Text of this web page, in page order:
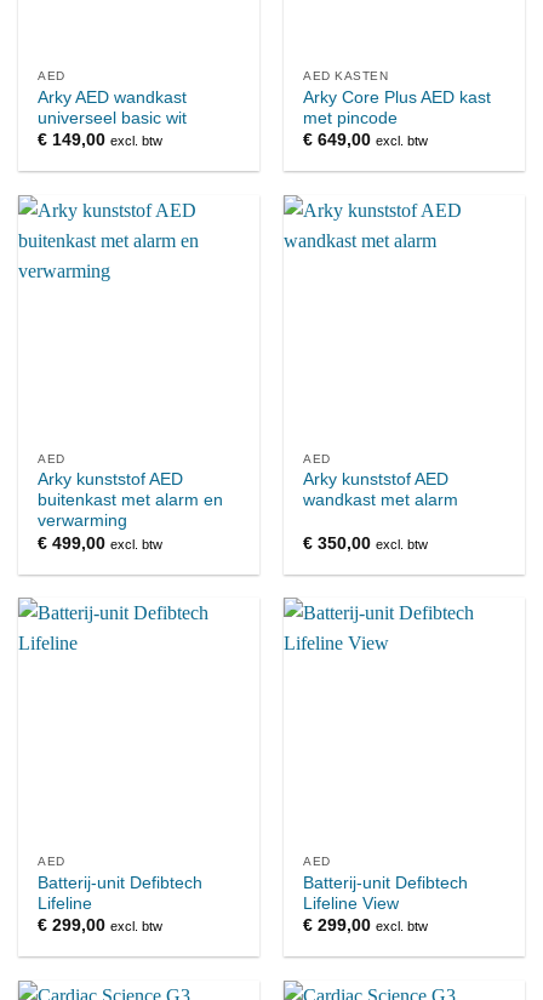
AED
Arky AED wandkast
universeel basic wit
€ 149,00 excl. btw
AED KASTEN
Arky Core Plus AED kast
met pincode
€ 649,00 excl. btw
AED
Arky kunststof AED
buitenkast met alarm en
verwarming
€ 499,00 excl. btw
AED
Arky kunststof AED
wandkast met alarm
€ 350,00 excl. btw
AED
Batterij-unit Defibtech
Lifeline
€ 299,00 excl. btw
AED
Batterij-unit Defibtech
Lifeline View
€ 299,00 excl. btw